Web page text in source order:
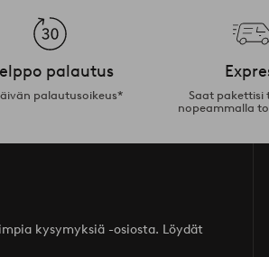
palautus
palautusoikeus*
Saat pakettisi
nopeammalla
kysymyksiä -osiosta. Löydät